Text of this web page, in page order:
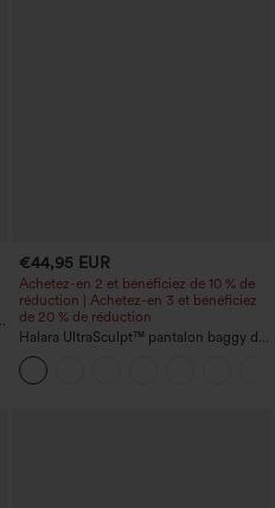
€44,95 EUR
Achetez-en 2 et bénéficiez de 10 % de
réduction | Achetez-en 3 et bénéficiez
de 20 % de réduction
Halara UltraSculpt™ pantalon baggy de
yoga taille haute à effet gainant pour le
ventre, à rayures color block, avec
poches